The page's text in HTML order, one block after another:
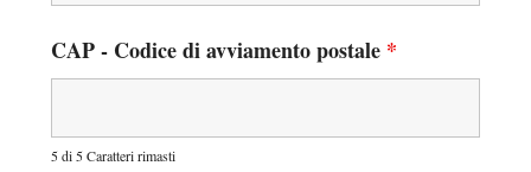
CAP - Codice di avviamento postale *
5 di 5 Caratteri rimasti